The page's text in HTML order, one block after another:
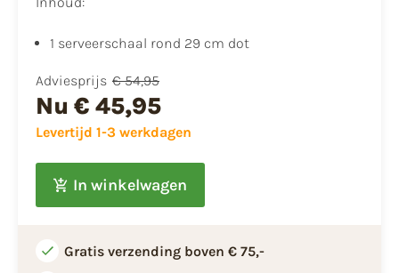
1 serveerschaal rond 29 cm dot
Adviesprijs € 54,95
Nu € 45,95
Levertijd 1-3 werkdagen
In winkelwagen
Gratis verzending boven € 75,-